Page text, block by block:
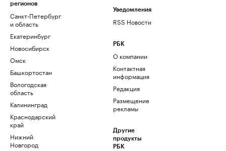
регионов
Санкт-Петербург
и область
Екатеринбург
Новосибирск
Омск
Башкортостан
Вологодская
область
Калининград
Краснодарский
край
Нижний
Новгород
Уведомления
RSS Новости
РБК
О компании
Контактная
информация
Редакция
Размещение
рекламы
Другие
продукты
РБК